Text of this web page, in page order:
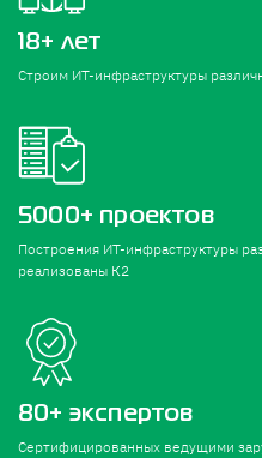
18+ лет
Строим ИТ-инфраструктуры
5000+ проектов
Построения ИТ-инфраструктуры
реализованы К2
80+ экспертов
Сертифицированных ведущими